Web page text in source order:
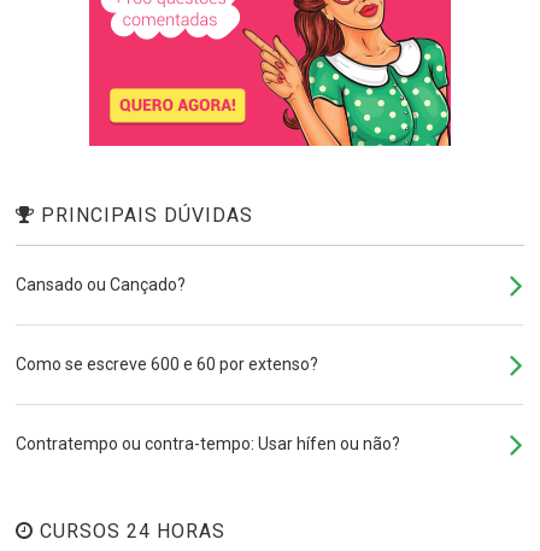
PRINCIPAIS DÚVIDAS
Cansado ou Cançado?
Como se escreve 600 e 60 por extenso?
Contratempo ou contra-tempo: Usar hífen ou não?
CURSOS 24 HORAS